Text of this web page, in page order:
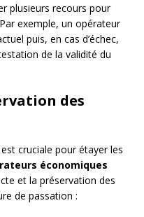
plusieurs recours pour
exemple, un opérateur
puis, en cas d’échec,
de la validité du
des
cruciale pour étayer les
économiques
et la préservation des
de passation :